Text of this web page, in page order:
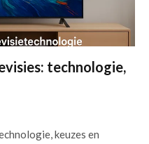
technologie,
keuzes en